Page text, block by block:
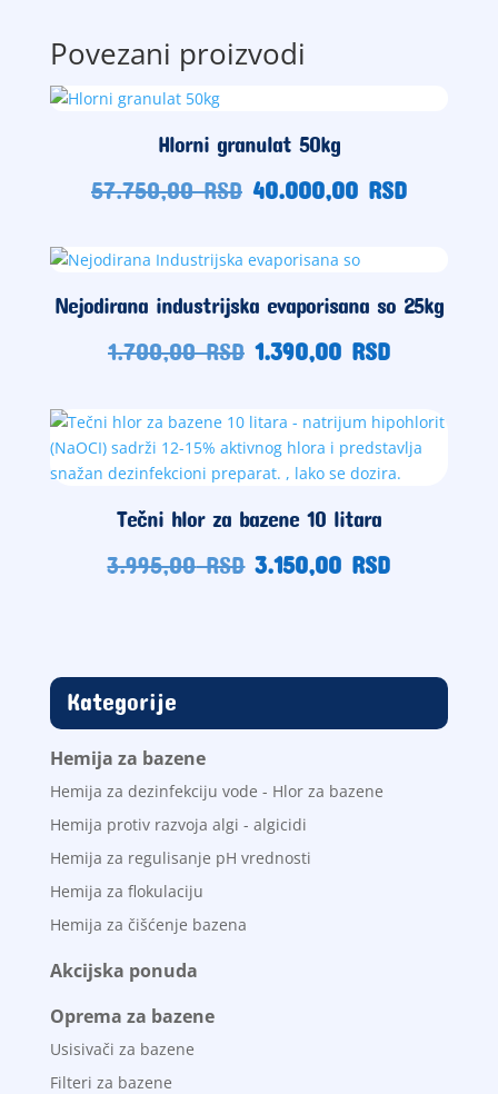
Povezani proizvodi
Hlorni granulat 50kg
57.750,00RSD Originalna
bila:
RSD.
40.000,00RSD
Nejodirana industrijska evaporisana so 25kg
1.700,00RSD Originalna
bila:
1.700,00
RSD.
1.390,00RSDTrenutna
1.390,00
RSD.
Tečni hlor za bazene 10 litara
3.995,00RSD Originalna
RSD.
3.150,00 RSDTrenutna
Kategorije
Hemija za bazene
Hemija za dezinfekciju vode - Hlor za bazene
Hemija protiv razvoja algi - algicidi
Hemija za regulisanje pH vrednosti
Hemija za flokulaciju
Hemija za čišćenje bazena
Akcijska ponuda
Oprema za bazene
Usisivači za bazene
Filteri za bazene